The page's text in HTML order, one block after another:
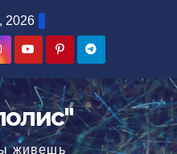
2026
живешь